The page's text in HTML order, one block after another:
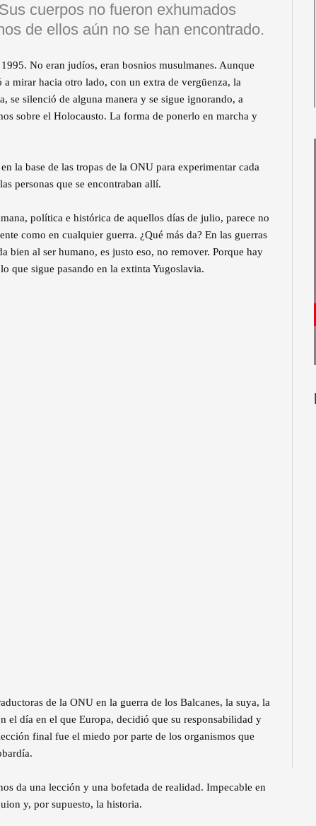
cuerpos no fueron exhumados
de ellos aún no se han encontrado.
No eran judíos, eran bosnios musulmanes. Aunque
mirar hacia otro lado, con un extra de vergüenza, la
se silenció de alguna manera y se sigue ignorando, a
sobre el Holocausto. La forma de ponerlo en marcha y
la base de las tropas de la ONU para experimentar cada
personas que se encontraban allí.
política e histórica de aquellos días de julio, parece no
como en cualquier guerra. ¿Qué más da? En las guerras
bien al ser humano, es justo eso, no remover. Porque hay
que sigue pasando en la extinta Yugoslavia.
de la ONU en la guerra de los Balcanes, la suya, la
el día en el que Europa, decidió que su responsabilidad y
final fue el miedo por parte de los organismos que
da una lección y una bofetada de realidad. Impecable en
y, por supuesto, la historia.